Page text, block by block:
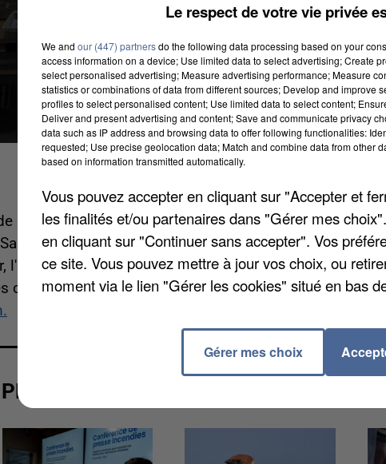
restauration est lancé par la ville, en collaboration
Etienne-en-Drouais. Quatre importants chantiers
l'installation de protections anti-pigeons, l'orgue, ainsi
chantiers, une enveloppe globale de 601.152 euros a
VUS
Le respect de votre vie privée
We and our (447) partnersdo the following data processing based on your
access information on a device; Use limited data to select advertising; Create
select personalised advertising; Measure advertising performance; Measure
statistics or combinations of data from different sources; Develop and improve
profiles to select personalised content; Use limited data to select content;
Deliver and present advertising and content; Save and communicate privacy
data such as IP address and browsing data to offer following functionalities:
requested; Use precise geolocation data; Match and combine data from other
based on information transmitted automatically.
Vous pouvez accepter en cliquant sur "Accepter et
les finalités et/ou partenaires dans "Gérer mes
en cliquant sur "Continuer sans accepter". Vos
ce site. Vous pouvez mettre à jour vos choix, ou
moment via le lien "Gérer les cookies" situé en bas
Gérer mes choix